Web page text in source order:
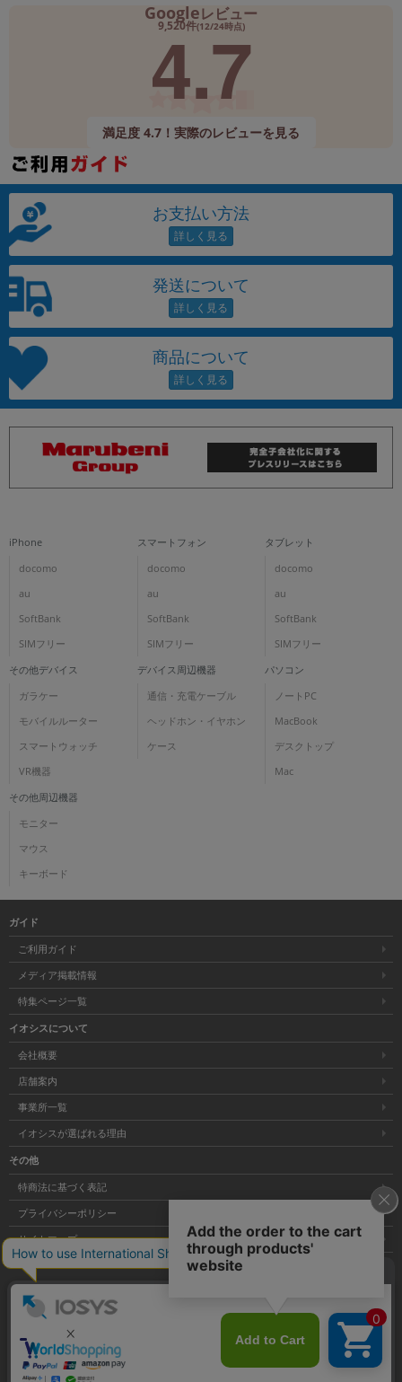
Googleレビュー
9,520件(12/24時点)
4.7
満足度 4.7！実際のレビューを見る
お支払い方法
発送について
商品について
iPhone
docomo
au
SoftBank
SIMフリー
スマートフォン
docomo
au
SoftBank
SIMフリー
タブレット
docomo
au
SoftBank
SIMフリー
その他デバイス
ガラケー
モバイルルーター
スマートウォッチ
VR機器
デバイス周辺機器
通信・充電ケーブル
ヘッドホン・イヤホン
ケース
パソコン
ノートPC
MacBook
デスクトップ
Mac
その他周辺機器
モニター
マウス
キーボード
ガイド
ご利用ガイド
メディア掲載情報
特集ページ一覧
イオシスについて
会社概要
店舗案内
事業所一覧
イオシスが選ばれる理由
その他
特商法に基づく表記
プライバシーポリシー
サイトマップ
大阪府公安委員会発行 古物商許可証 第621121002176号
Copyright © 株式会社イオシス All Rights Reserved.